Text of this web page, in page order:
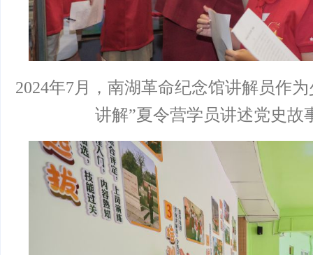
2024年7月，南湖革命纪念馆讲解员作
讲解”夏令营学员讲述党史故